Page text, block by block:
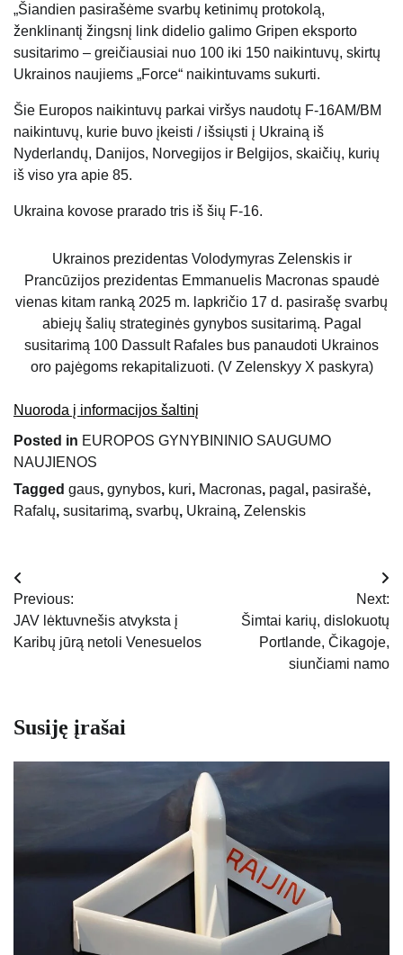
„Šiandien pasirašėme svarbų ketinimų protokolą,
ženklinantį žingsnį link didelio galimo Gripen eksporto
susitarimo – greičiausiai nuo 100 iki 150 naikintuvų, skirtų
Ukrainos naujiems „Force“ naikintuvams sukurti.
Šie Europos naikintuvų parkai viršys naudotų F-16AM/BM
naikintuvų, kurie buvo įkeisti / išsiųsti į Ukrainą iš
Nyderlandų, Danijos, Norvegijos ir Belgijos, skaičių, kurių
iš viso yra apie 85.
Ukraina kovose prarado tris iš šių F-16.
Ukrainos prezidentas Volodymyras Zelenskis ir
Prancūzijos prezidentas Emmanuelis Macronas spaudė
vienas kitam ranką 2025 m. lapkričio 17 d. pasirašę svarbų
abiejų šalių strateginės gynybos susitarimą. Pagal
susitarimą 100 Dassult Rafales bus panaudoti Ukrainos
oro pajėgoms rekapitalizuoti. (V Zelenskyy X paskyra)
Nuoroda į informacijos šaltinį
Posted in EUROPOS GYNYBININIO SAUGUMO
NAUJIENOS
Tagged gaus, gynybos, kuri, Macronas, pagal , pasirašė,
Rafalų, susitarimą, svarbų, Ukrainą, Zelenskis
Navigacija
tarp
įrašų
Previous:
JAV lėktuvnešis atvyksta į
Karibų jūrą netoli Venesuelos
Next:
Šimtai karių, dislokuotų
Portlande, Čikagoje,
siunčiami namo
Susiję įrašai